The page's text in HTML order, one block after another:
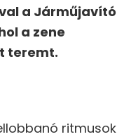
a Járműjavító
a zene
teremt.
ritmusok